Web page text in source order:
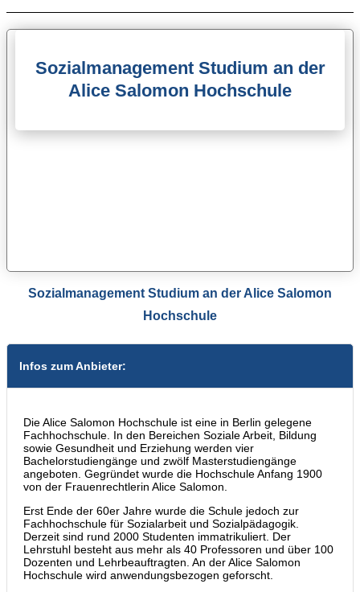
Sozialmanagement Studium an der
Alice Salomon Hochschule
Sozialmanagement Studium an der Alice Salomon
Hochschule
Infos zum Anbieter:
Die Alice Salomon Hochschule ist eine in Berlin gelegene
Fachhochschule. In den Bereichen Soziale Arbeit, Bildung
sowie Gesundheit und Erziehung werden vier
Bachelorstudiengänge und zwölf Masterstudiengänge
angeboten. Gegründet wurde die Hochschule Anfang 1900
von der Frauenrechtlerin Alice Salomon.
Erst Ende der 60er Jahre wurde die Schule jedoch zur
Fachhochschule für Sozialarbeit und Sozialpädagogik.
Derzeit sind rund 2000 Studenten immatrikuliert. Der
Lehrstuhl besteht aus mehr als 40 Professoren und über 100
Dozenten und Lehrbeauftragten. An der Alice Salomon
Hochschule wird anwendungsbezogen geforscht.